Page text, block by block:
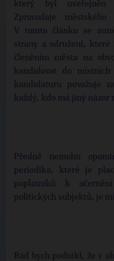
který byl uveřejněn
Zpravodaje
V tomto článku se
strany a sdružení, které
členěním města na
kandidovat do místních
kandidaturu považuje
každý, kdo má jiný názor
Předně nemohu
periodika, které je
poplatníků k
politických subjektů, je
Rád bych podotkl, že v